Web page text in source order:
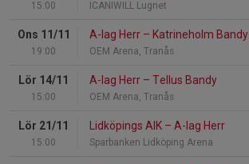
15:00 ICANIWILL Lugnet
Ons 11/11
19:00
A-lag Herr – Katrineholm Bandy
OEM Arena, Tranås
Lör 14/11
15:00
A-lag Herr – Tellus Bandy
OEM Arena, Tranås
Lör 21/11
15:00
Lidköpings AIK – A-lag Herr
Sparbanken Lidköping Arena